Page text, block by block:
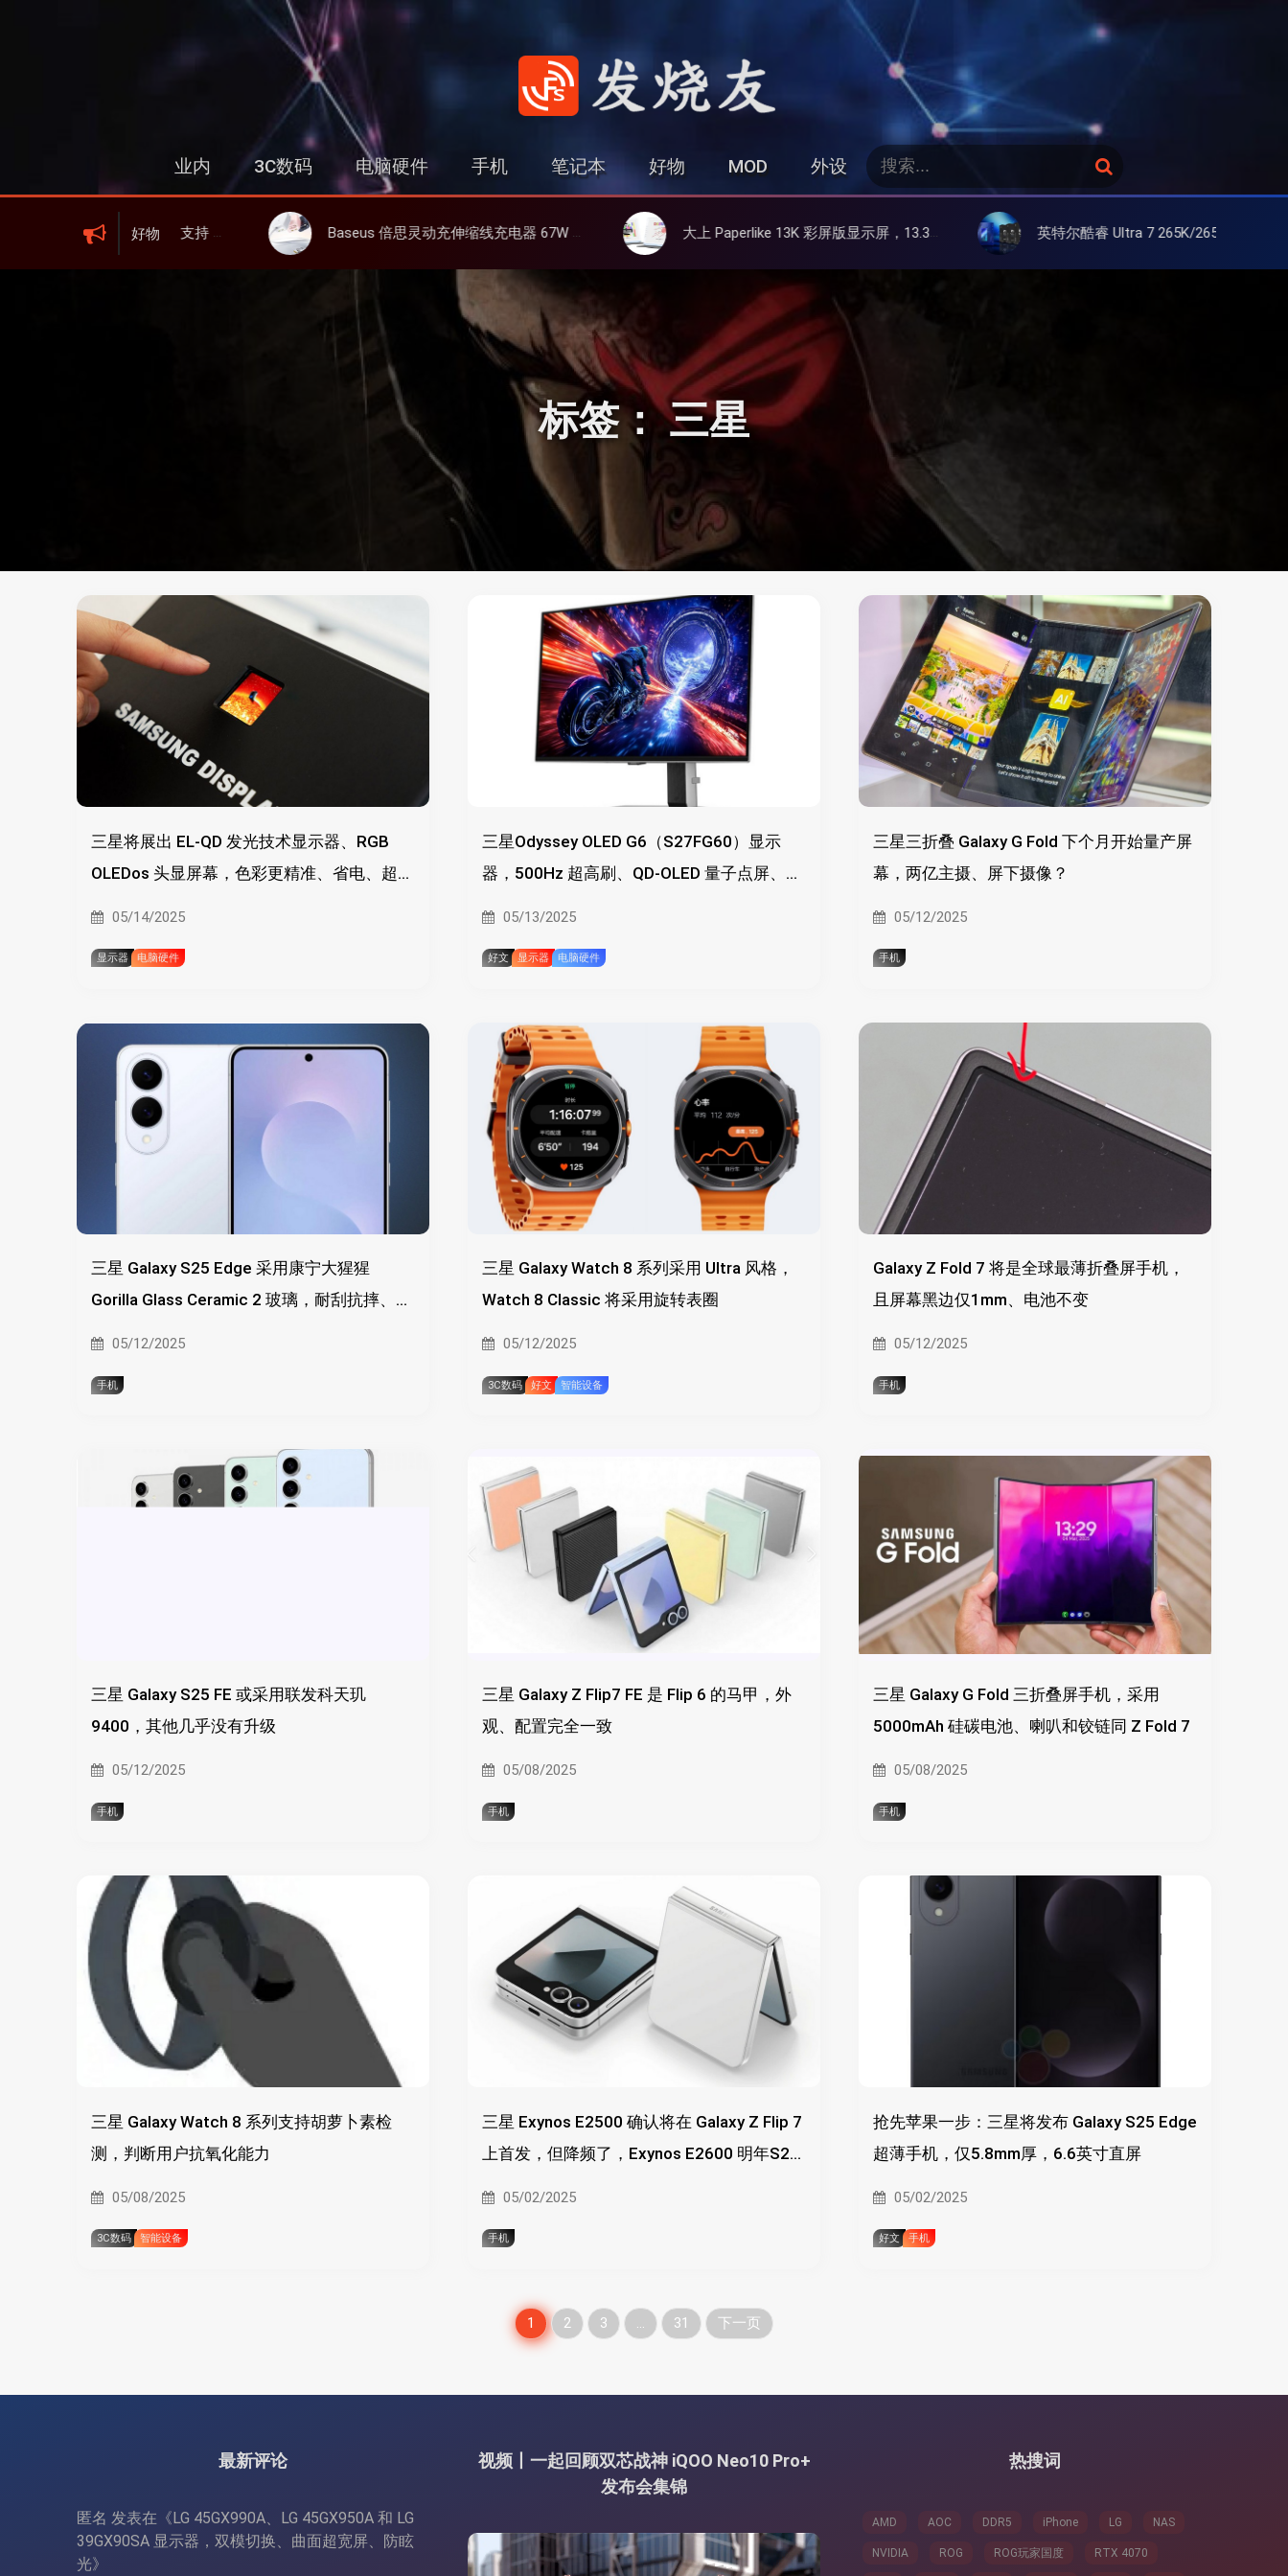
发烧友
业内 3C数码 电脑硬件 手机 笔记本 好物 MOD 外设
搜
索
：
搜
好物
屏显、6000mAh 电池、峰值下行2.0Gbps Baseus 倍思灵动充伸缩线充电器 67W 3C，超耐用可伸缩线、氮化镓、3C多设备同时充 大上 Paperlike 13K 彩屏版显示屏，13.3英寸高刷彩色墨水屏 英特尔酷睿 Ultra 7 265K/265KF 官降100美元促销，快和酷睿 Ultra 5 差不多了
标签：三星
三星将展出 EL-QD 发光技术显示器、RGB
OLEDos 头显屏幕，色彩更精准、省电、超高
05/14/2025
显示器 电脑硬件
三星Odyssey OLED G6（S27FG60）显示
器，500Hz 超高刷、QD-OLED 量子点屏、潘
05/13/2025
好文 显示器 电脑硬件
三星三折叠 Galaxy G Fold 下个月开始量产屏
幕，两亿主摄、屏下摄像？
05/12/2025
手机
三星 Galaxy S25 Edge 采用康宁大猩猩
Gorilla Glass Ceramic 2 玻璃，耐刮抗摔、更
05/12/2025
手机
三星 Galaxy Watch 8 系列采用 Ultra 风格，
Watch 8 Classic 将采用旋转表圈
05/12/2025
3C数码 好文 智能设备
Galaxy Z Fold 7 将是全球最薄折叠屏手机，
且屏幕黑边仅1mm、电池不变
05/12/2025
手机
三星 Galaxy S25 FE 或采用联发科天玑
9400，其他几乎没有升级
05/12/2025
手机
三星 Galaxy Z Flip7 FE 是 Flip 6 的马甲，外
观、配置完全一致
05/08/2025
手机
三星 Galaxy G Fold 三折叠屏手机，采用
5000mAh 硅碳电池、喇叭和铰链同 Z Fold 7
05/08/2025
手机
三星 Galaxy Watch 8 系列支持胡萝卜素检
测，判断用户抗氧化能力
05/08/2025
3C数码 智能设备
三星 Exynos E2500 确认将在 Galaxy Z Flip 7
上首发，但降频了，Exynos E2600 明年S26
05/02/2025
手机
抢先苹果一步：三星将发布 Galaxy S25 Edge
超薄手机，仅5.8mm厚，6.6英寸直屏
05/02/2025
好文 手机
文
页
1 2 3 … 31 下一页
最新评论
匿名 发表在《LG 45GX990A、LG 45GX950A 和 LG
39GX90SA 显示器，双模切换、曲面超宽屏、防眩
光》
视频丨一起回顾双芯战神 iQOO Neo10 Pro+
发布会集锦
视
频
热搜词
AMD AOC DDR5 iPhone LG NAS
NVIDIA ROG ROG玩家国度 RTX 4070